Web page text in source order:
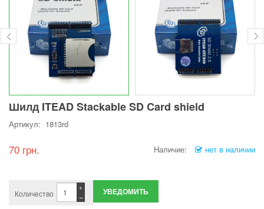
Шилд ITEAD Stackable SD Card shield
Артикул: 1813rd
70 грн. Наличие: нет в наличии
Количество −
+ УВЕДОМИТЬ